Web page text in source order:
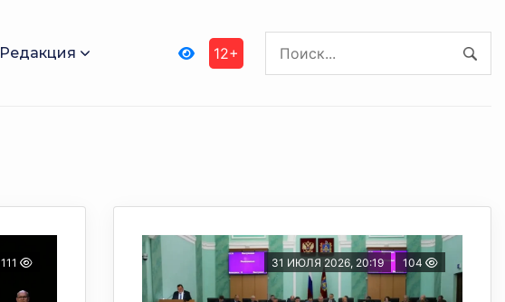
Редакция 12+
111 31 ИЮЛЯ 2026, 20:19 104